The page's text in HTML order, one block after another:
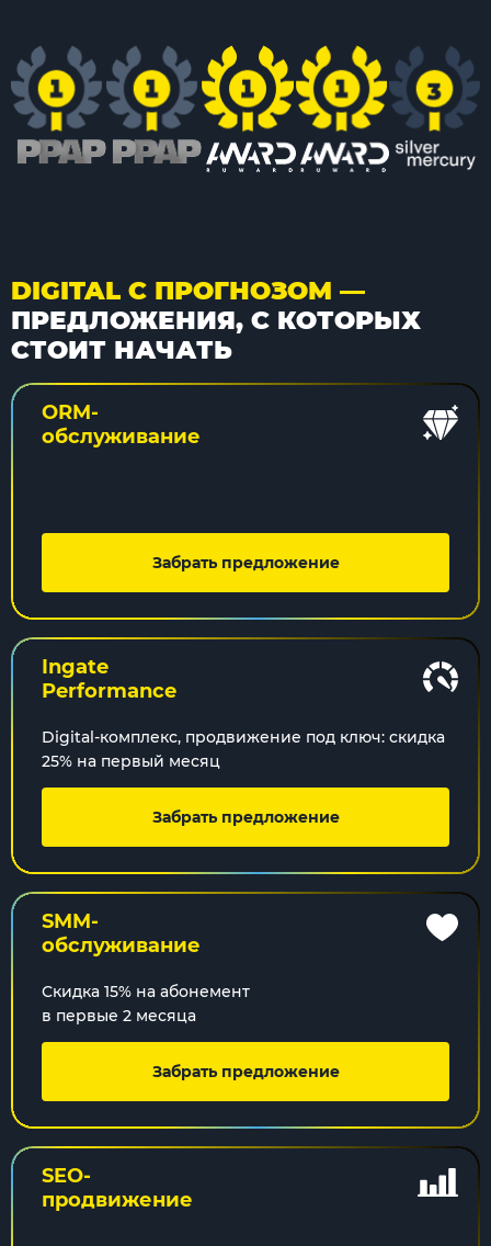
DIGITAL С ПРОГНОЗОМ —
ПРЕДЛОЖЕНИЯ, С КОТОРЫХ
СТОИТ НАЧАТЬ
ORM-
обслуживание
Забрать предложение
Ingate
Performance
Digital-комплекс, продвижение под ключ: скидка
25% на первый месяц
Забрать предложение
SMM-
обслуживание
Скидка 15% на абонемент
в первые 2 месяца
Забрать предложение
SEO-
продвижение